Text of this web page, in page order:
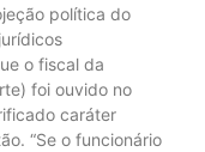
política do
o fiscal da
foi ouvido no
caráter
“Se o funcionário